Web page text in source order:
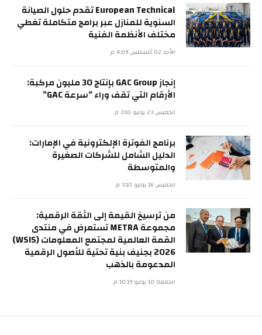
European Technical تقدم حلول الصيانة
السنوية للمنازل عبر برامج متكاملة تغطي
مختلف الأنظمة الفنية
الأحد 02 أغسطس 4:09 م
إنجاز GAC Group بإنتاج 30 مليون مركبة:
الأرقام التي تقف وراء “سرعة GAC”
الخميس 23 يوليو 3:10 م
برنامج الفوترة الإلكترونية في الإمارات:
الدليل الشامل للشركات الصغيرة
والمتوسطة
الخميس 16 يوليو 3:10 م
من ترسيخ القيمة إلى الثقة الرقمية:
مجموعة METRA تستعرض في منتدى
القمة العالمية لمجتمع المعلومات (WSIS)
2026 بجنيف بنية تحتية للأصول الرقمية
المدعومة بالذهب
الجمعة 10 يوليو 10:19 م